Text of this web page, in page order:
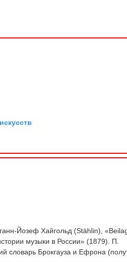
Йозеф Хайгольд (Stählin),
музыки в России» (1879). П.
словарь Брокгауза и Ефрона